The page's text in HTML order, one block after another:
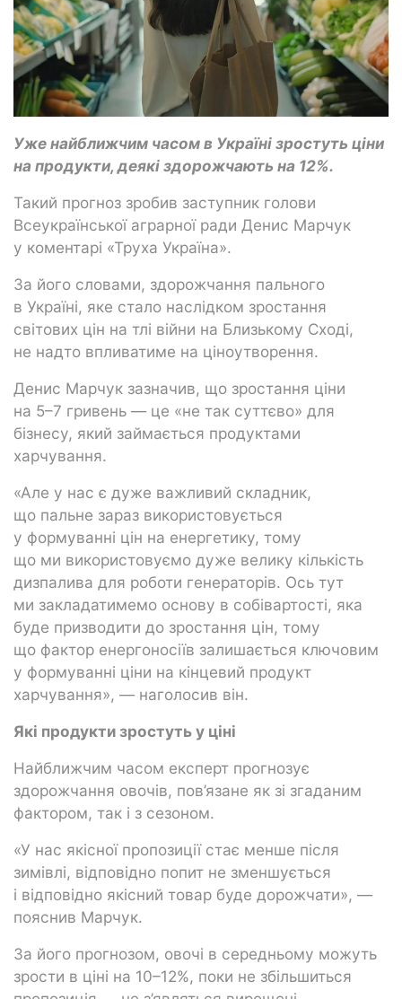
Уже найближчим часом в Україні зростуть ціни
на продукти, деякі здорожчають на 12%.
Такий прогноз зробив заступник голови
Всеукраїнської аграрної ради Денис Марчук
у коментарі «Труха Україна».
За його словами, здорожчання пального
в Україні, яке стало наслідком зростання
світових цін на тлі війни на Близькому Сході,
не надто впливатиме на ціноутворення.
Денис Марчук зазначив, що зростання ціни
на 5–7 гривень — це «не так суттєво» для
бізнесу, який займається продуктами
харчування.
«Але у нас є дуже важливий складник,
що пальне зараз використовується
у формуванні цін на енергетику, тому
що ми використовуємо дуже велику кількість
дизпалива для роботи генераторів. Ось тут
ми закладатимемо основу в собівартості, яка
буде призводити до зростання цін, тому
що фактор енергоносіїв залишається ключовим
у формуванні ціни на кінцевий продукт
харчування», — наголосив він.
Які продукти зростуть у ціні
Найближчим часом експерт прогнозує
здорожчання овочів, пов’язане як зі згаданим
фактором, так і з сезоном.
«У нас якісної пропозиції стає менше після
зимівлі, відповідно попит не зменшується
і відповідно якісний товар буде дорожчати», —
пояснив Марчук.
За його прогнозом, овочі в середньому можуть
зрости в ціні на 10–12%, поки не збільшиться